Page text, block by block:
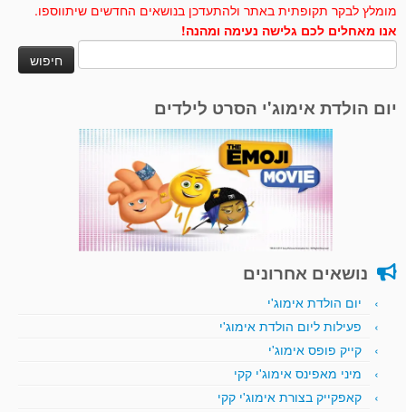
מומלץ לבקר תקופתית באתר ולהתעדכן בנושאים החדשים שיתווספו.
אנו מאחלים לכם גלישה נעימה ומהנה!
יום הולדת אימוג'י הסרט לילדים
נושאים אחרונים
יום הולדת אימוג'י
פעילות ליום הולדת אימוג'י
קייק פופס אימוג'י
מיני מאפינס אימוג'י קקי
קאפקייק בצורת אימוג'י קקי